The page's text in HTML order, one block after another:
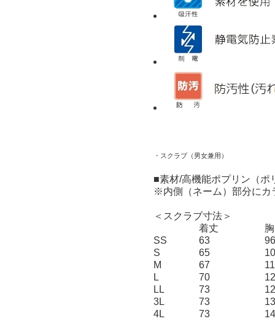
・スクラブ（男女兼用）
■素材/高機能ポプリン（ポ
※内側（ネーム）部分にカ
＜スクラブ寸法＞
着丈
SS
63
96
S
65
M
67
L
70
LL
73
3L
73
4L
73